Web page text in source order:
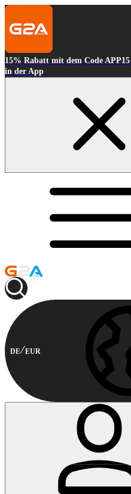
15% Rabatt mit dem Code
in der App
DE EUR